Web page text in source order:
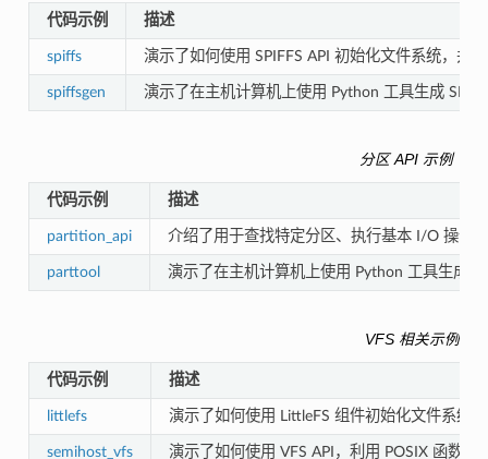
代码示例 描述
spiffs 演示了如何使用 SPIFFS API 初始化文件系统，并
spiffsgen 演示了在主机计算机上使用 Python 工具生成
分区 API 示例
代码示例 描述
partition_api 介绍了用于查找特定分区、执行基本 I/O 操作
parttool 演示了在主机计算机上使用 Python 工具生成
VFS 相关示例
代码示例 描述
littlefs 演示了如何使用 LittleFS 组件初始化文件系统
semihost_vfs 演示了如何使用 VFS API，利用 POSIX 函数使